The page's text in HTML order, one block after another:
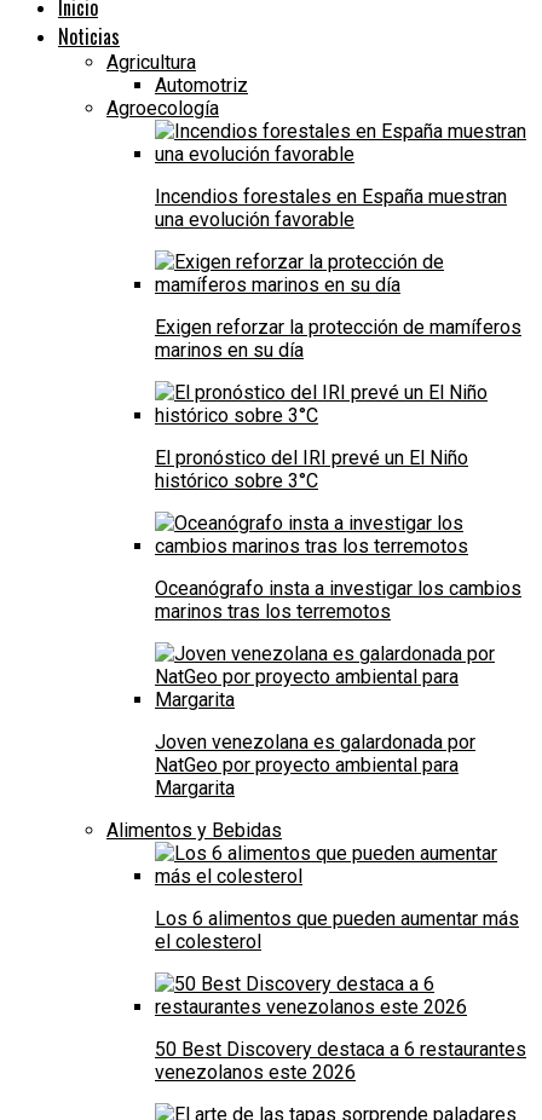
Inicio
Noticias
Agricultura
Automotriz
Agroecología
Incendios forestales en España muestran
una evolución favorable
Exigen reforzar la protección de mamíferos
marinos en su día
El pronóstico del IRI prevé un El Niño
histórico sobre 3°C
Oceanógrafo insta a investigar los cambios
marinos tras los terremotos
Joven venezolana es galardonada por
NatGeo por proyecto ambiental para
Margarita
Alimentos y Bebidas
Los 6 alimentos que pueden aumentar más
el colesterol
50 Best Discovery destaca a 6 restaurantes
venezolanos este 2026